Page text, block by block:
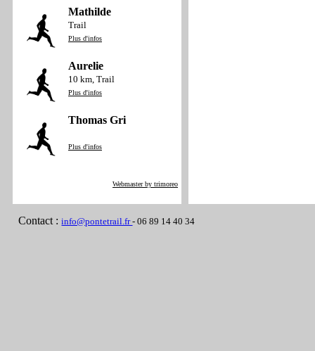
Mathilde
Trail
Plus d'infos
Aurelie
10 km, Trail
Plus d'infos
Thomas Gri
Plus d'infos
Webmaster by trimoreo
Contact :info@pontetrail.fr- 06 89 14 40 34